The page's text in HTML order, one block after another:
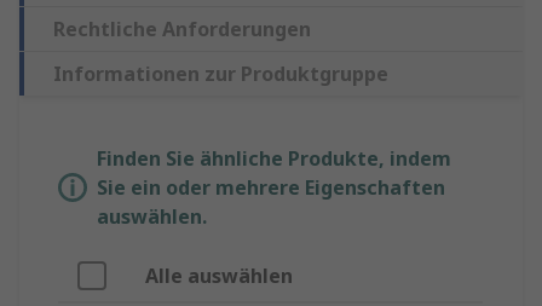
Rechtliche Anforderungen
Informationen zur Produktgruppe
Finden Sie ähnliche Produkte, indem
Sie ein oder mehrere Eigenschaften
auswählen.
Alle auswählen